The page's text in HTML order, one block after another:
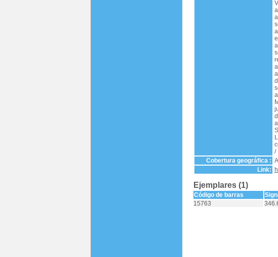
/
Cobertura geográfica :
Link:
Ejemplares (1)
Código de barras
15763